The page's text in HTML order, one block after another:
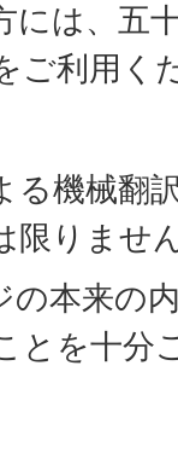
には、五
ご利用く
る機械翻
限りませ
の本来の
とを十分